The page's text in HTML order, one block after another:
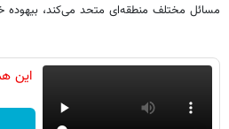
مسائل مختلف منطقه‌ای متحد می‌کند، بیهوده
این